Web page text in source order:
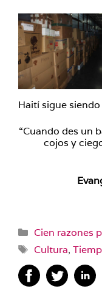
Haití sigue
“Cuando des un
cojos y
Categorías
Cien razones
Etiquetas
Cultura,